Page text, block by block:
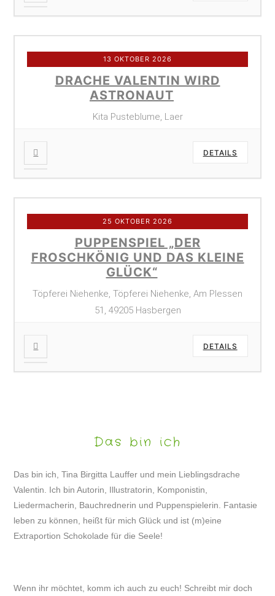
13 OKTOBER 2026
DRACHE VALENTIN WIRD
ASTRONAUT
Kita Pusteblume, Laer
DETAILS
25 OKTOBER 2026
PUPPENSPIEL „DER
FROSCHKÖNIG UND DAS KLEINE
GLÜCK“
Töpferei Niehenke, Töpferei Niehenke, Am Plessen
51, 49205 Hasbergen
DETAILS
Das bin ich
Das bin ich, Tina Birgitta Lauffer und mein Lieblingsdrache
Valentin. Ich bin Autorin, Illustratorin, Komponistin,
Liedermacherin, Bauchrednerin und Puppenspielerin. Fantasie
leben zu können, heißt für mich Glück und ist (m)eine
Extraportion Schokolade für die Seele!
Wenn ihr möchtet, komm ich auch zu euch! Schreibt mir doch